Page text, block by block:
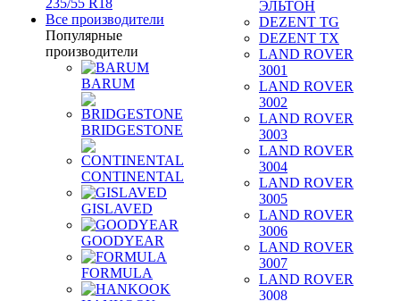
235/55 R18
Все производители
Популярные
производители
BARUM
BRIDGESTONE
CONTINENTAL
GISLAVED
GOODYEAR
FORMULA
ЭЛЬТОН
DEZENT TG
DEZENT TX
LAND ROVER
3001
LAND ROVER
3002
LAND ROVER
3003
LAND ROVER
3004
LAND ROVER
3005
LAND ROVER
3006
LAND ROVER
3007
LAND ROVER
3008